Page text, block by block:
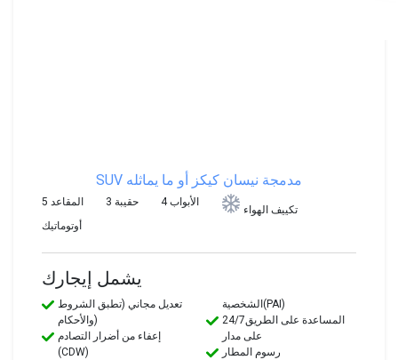
SUV مدمجة نيسان كيكز أو ما يماثله
5 المقاعد 3 حقيبة 4 الأبواب
تكييف الهواء
أوتوماتيك
يشمل إيجارك
تعديل مجاني (تطبق الشروط
والأحكام)
إعفاء من أضرار التصادم
(CDW)
الشخصية(PAI)
24/7المساعدة على الطريق
على مدار
رسوم المطار